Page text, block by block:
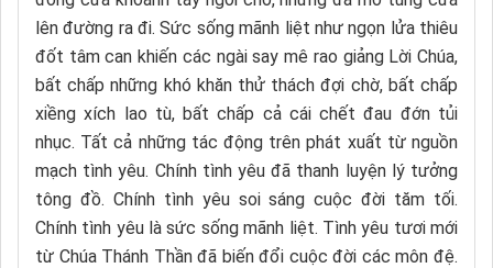
lên đường ra đi. Sức sống mãnh liệt như ngọn lửa thiêu
đốt tâm can khiến các ngài say mê rao giảng Lời Chúa,
bất chấp những khó khăn thử thách đợi chờ, bất chấp
xiềng xích lao tù, bất chấp cả cái chết đau đớn tủi
nhục. Tất cả những tác động trên phát xuất từ nguồn
mạch tình yêu. Chính tình yêu đã thanh luyện lý tưởng
tông đồ. Chính tình yêu soi sáng cuộc đời tăm tối.
Chính tình yêu là sức sống mãnh liệt. Tình yêu tươi mới
từ Chúa Thánh Thần đã biến đổi cuộc đời các môn đệ.